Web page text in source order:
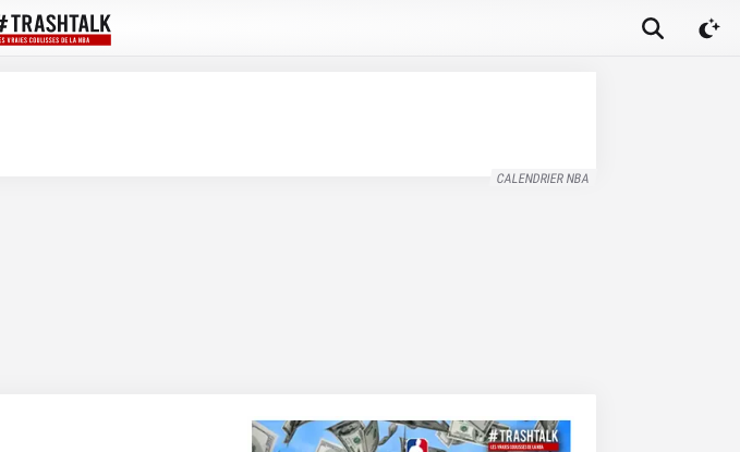
CALENDRIER NBA